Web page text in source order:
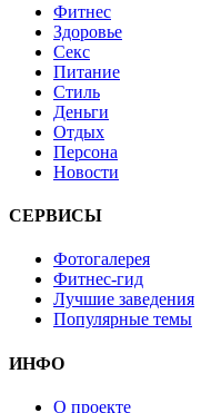
Фитнес
Здоровье
Секс
Питание
Стиль
Деньги
Отдых
Персона
Новости
СЕРВИСЫ
Фотогалерея
Фитнес-гид
Лучшие заведения
Популярные темы
ИНФО
О проекте